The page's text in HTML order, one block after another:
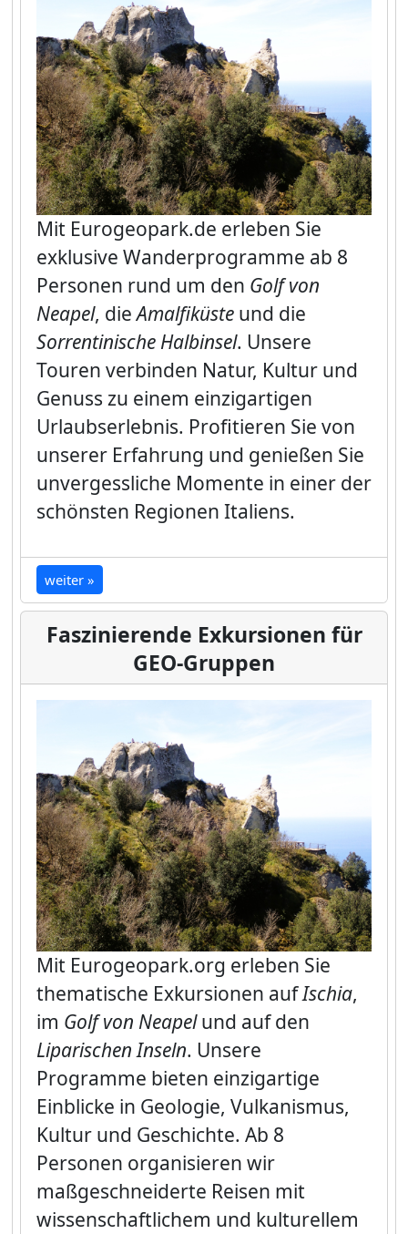
Mit Eurogeopark.de erleben Sie
exklusive Wanderprogramme ab 8
Personen rund um den Golf von
Neapel, dieAmalfiküsteund die
Sorrentinische Halbinsel. Unsere
Touren verbinden Natur, Kultur und
Genuss zu einem einzigartigen
Urlaubserlebnis. Profitieren Sie von
unserer Erfahrung und genießen Sie
unvergessliche Momente in einer der
schönsten Regionen Italiens.
weiter »
Faszinierende Exkursionen für
GEO-Gruppen
Mit Eurogeopark.org erleben Sie
thematische Exkursionen aufIschia,
im Golf von Neapelund auf den
Liparischen Inseln. Unsere
Programme bieten einzigartige
Einblicke in Geologie, Vulkanismus,
Kultur und Geschichte. Ab 8
Personen organisieren wir
maßgeschneiderte Reisen mit
wissenschaftlichem und kulturellem